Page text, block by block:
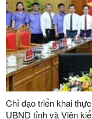
Chỉ đạo triển khai
UBND tỉnh và Viện